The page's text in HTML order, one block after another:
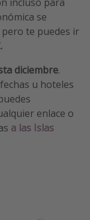
se
te puedes ir
diciembre.
u hoteles
enlace o
a las Islas